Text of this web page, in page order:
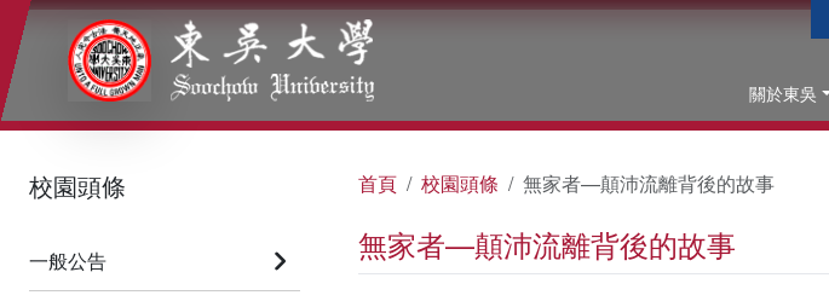
關於東吳
:::
校園頭條
一般公告
首頁 校園頭條 無家者—顛沛流離背後的故事
無家者—顛沛流離背後的故事